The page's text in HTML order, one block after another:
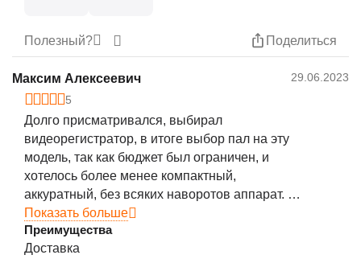
Полезный? Поделиться
Максим Алексеевич
29.06.2023
5
Долго присматривался, выбирал
видеорегистратор, в итоге выбор пал на эту
модель, так как бюджет был ограничен, и
хотелось более менее компактный,
аккуратный, без всяких наворотов аппарат. В
комплект входит кабель usb mini-usb,
переходник usb в прикрутиватель, наклейка на
лобовое стекло и руководство эксплуатации.
Показать больше
Преимущества
Доставка